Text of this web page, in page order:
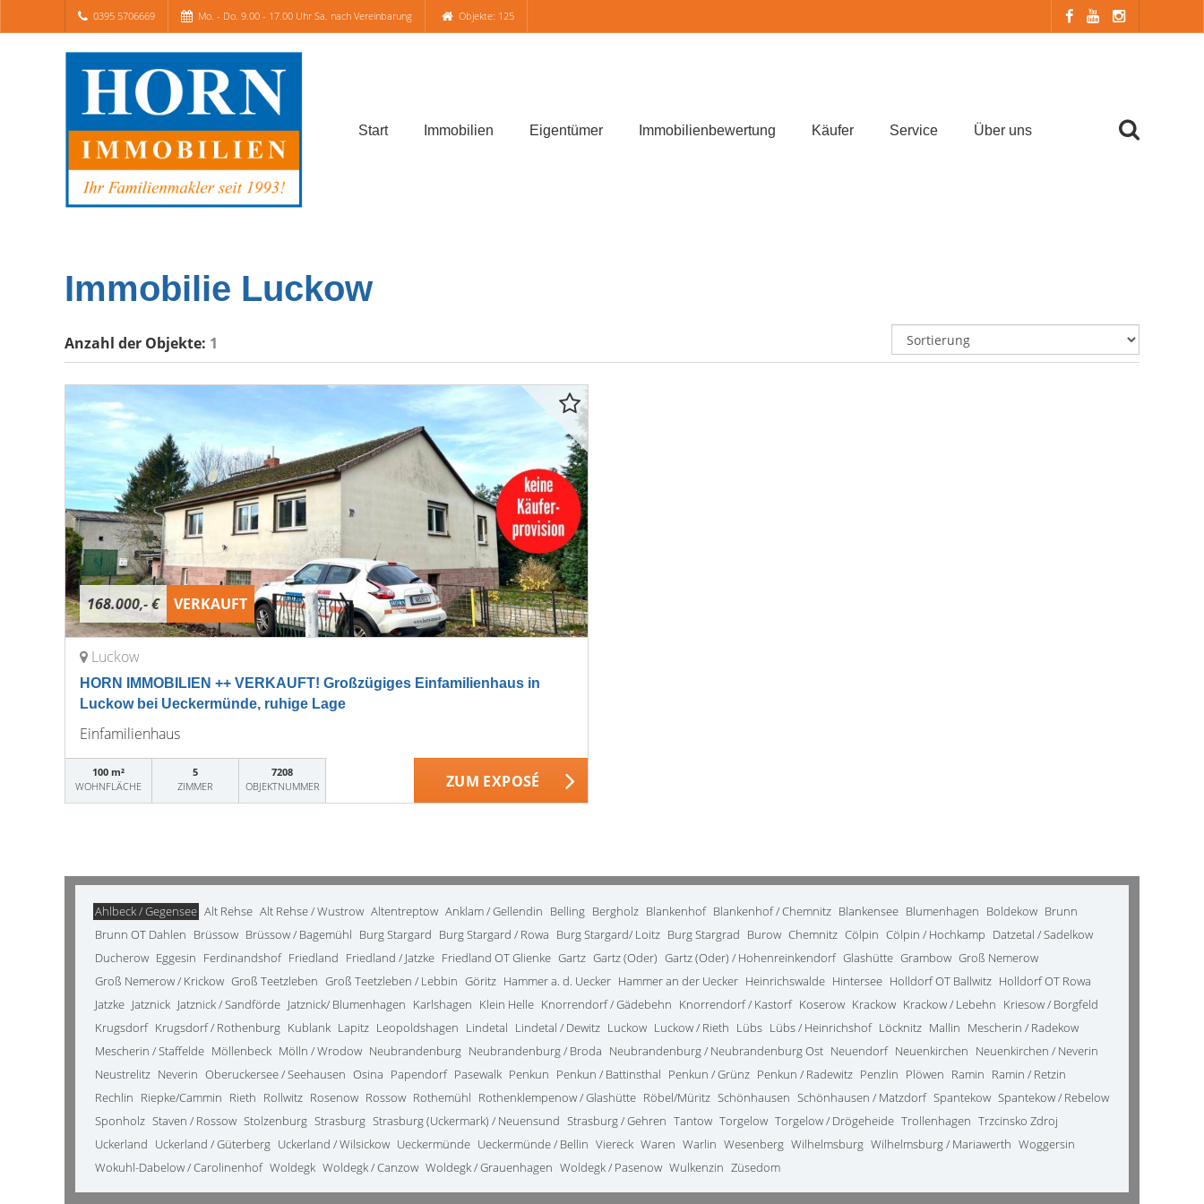
0395 5706669 Mo. - Do. 9.00 - 17.00 Uhr Sa. nach Vereinbarung Objekte: 125
Start Immobilien Eigentümer Immobilienbewertung Käufer Service Über uns
Immobilie Luckow
Anzahl der Objekte: 1
168.000,- € VERKAUFT
Luckow
HORN IMMOBILIEN ++ VERKAUFT! Großzügiges Einfamilienhaus in
Luckow bei Ueckermünde, ruhige Lage
Einfamilienhaus
100 m²
WOHNFLÄCHE
5
ZIMMER
7208
OBJEKTNUMMER
ZUM EXPOSÉ
Ahlbeck / Gegensee Alt Rehse Alt Rehse / Wustrow Altentreptow Anklam / Gellendin Belling Bergholz Blankenhof Blankenhof / Chemnitz Blankensee Blumenhagen Boldekow Brunn
Brunn OT Dahlen Brüssow Brüssow / Bagemühl Burg Stargard Burg Stargard / Rowa Burg Stargard/ Loitz Burg Stargrad Burow Chemnitz Cölpin Cölpin / Hochkamp Datzetal / Sadelkow
Ducherow Eggesin Ferdinandshof Friedland Friedland / Jatzke Friedland OT Glienke Gartz Gartz (Oder) Gartz (Oder) / Hohenreinkendorf Glashütte Grambow Groß Nemerow
Groß Nemerow / Krickow Groß Teetzleben Groß Teetzleben / Lebbin Göritz Hammer a. d. Uecker Hammer an der Uecker Heinrichswalde Hintersee Holldorf OT Ballwitz Holldorf OT Rowa
Jatzke Jatznick Jatznick / Sandförde Jatznick/ Blumenhagen Karlshagen Klein Helle Knorrendorf / Gädebehn Knorrendorf / Kastorf Koserow Krackow Krackow / Lebehn Kriesow / Borgfeld
Krugsdorf Krugsdorf / Rothenburg Kublank Lapitz Leopoldshagen Lindetal Lindetal / Dewitz Luckow Luckow / Rieth Lübs Lübs / Heinrichshof Löcknitz Mallin Mescherin / Radekow
Mescherin / Staffelde Möllenbeck Mölln / Wrodow Neubrandenburg Neubrandenburg / Broda Neubrandenburg / Neubrandenburg Ost Neuendorf Neuenkirchen Neuenkirchen / Neverin
Neustrelitz Neverin Oberuckersee / Seehausen Osina Papendorf Pasewalk Penkun Penkun / Battinsthal Penkun / Grünz Penkun / Radewitz Penzlin Plöwen Ramin Ramin / Retzin
Rechlin Riepke/Cammin Rieth Rollwitz Rosenow Rossow Rothemühl Rothenklempenow / Glashütte Röbel/Müritz Schönhausen Schönhausen / Matzdorf Spantekow Spantekow / Rebelow
Sponholz Staven / Rossow Stolzenburg Strasburg Strasburg (Uckermark) / Neuensund Strasburg / Gehren Tantow Torgelow Torgelow / Drögeheide Trollenhagen Trzcinsko Zdroj
Uckerland Uckerland / Güterberg Uckerland / Wilsickow Ueckermünde Ueckermünde / Bellin Viereck Waren Warlin Wesenberg Wilhelmsburg Wilhelmsburg / Mariawerth Woggersin
Wokuhl-Dabelow / Carolinenhof Woldegk Woldegk / Canzow Woldegk / Grauenhagen Woldegk / Pasenow Wulkenzin Züsedom